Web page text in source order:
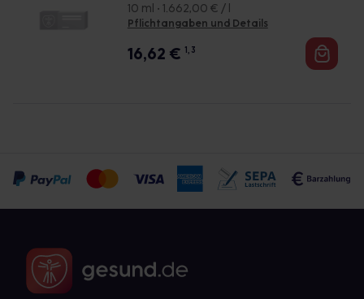
10 ml • 1.662,00 € / l
Pflichtangaben und Details
16,62 € 1, 3